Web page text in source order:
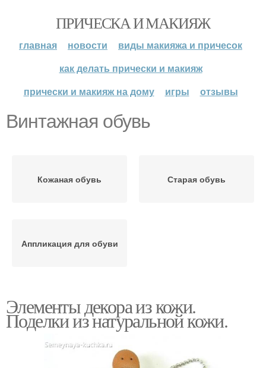
ПРИЧЕСКА И МАКИЯЖ
главная новости
виды макияжа и причесок
как делать прически и макияж
прически и макияж на дому
игры отзывы
Винтажная обувь
Кожаная обувь Старая обувь
Аппликация для обуви
Элементы декора из кожи.
Поделки из натуральной кожи.